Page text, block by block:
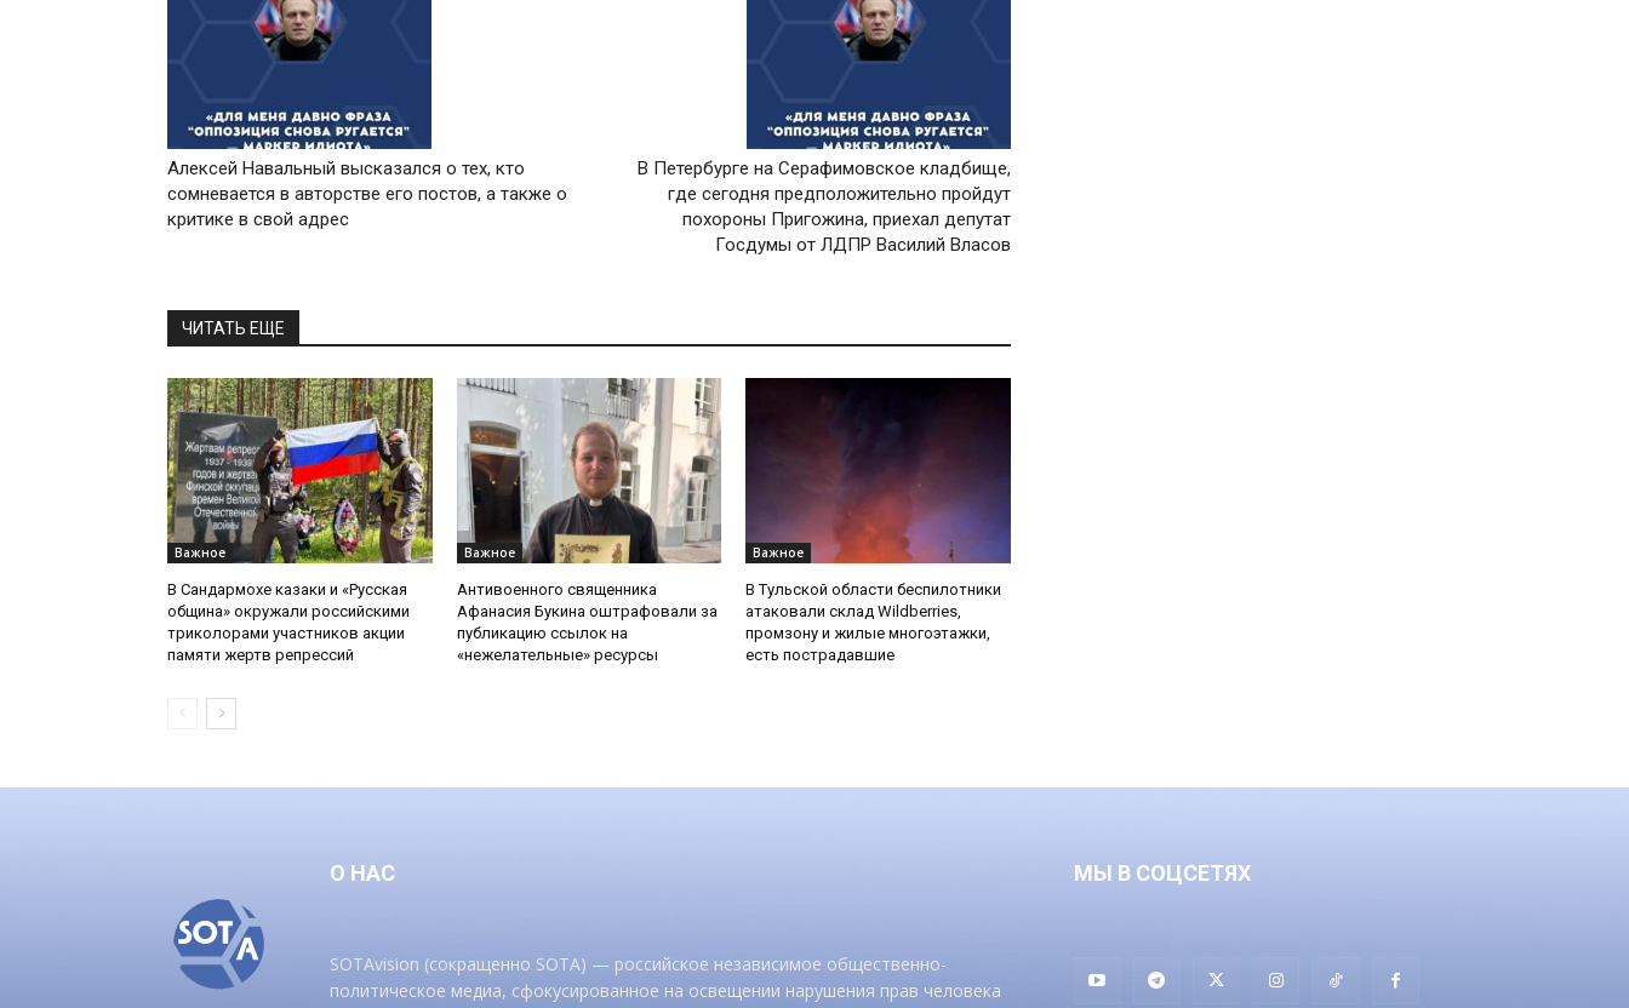
Алексей Навальный высказался о тех, кто
сомневается в авторстве его постов, а также о
критике в свой адрес
В Петербурге на Серафимовское кладбище,
где сегодня предположительно пройдут
похороны Пригожина, приехал депутат
Госдумы от ЛДПР Василий Власов
ЧИТАТЬ ЕЩЕ
Важное
В Сандармохе казаки и «Русская
община» окружали российскими
триколорами участников акции
памяти жертв репрессий
Важное
Антивоенного священника
Афанасия Букина оштрафовали за
публикацию ссылок на
«нежелательные» ресурсы
Важное
В Тульской области беспилотники
атаковали склад Wildberries,
промзону и жилые многоэтажки,
есть пострадавшие
О НАС
SOTAvision (сокращенно SOTA) — российское независимое общественно-
политическое медиа, сфокусированное на освещении нарушения прав человека
МЫ В СОЦСЕТЯХ